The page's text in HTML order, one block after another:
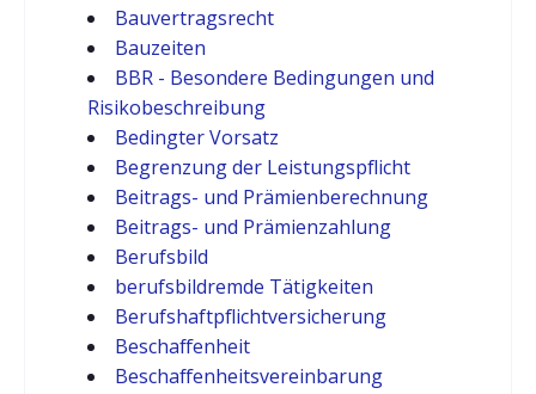
Bauvertragsrecht
Bauzeiten
BBR - Besondere Bedingungen und
Risikobeschreibung
Bedingter Vorsatz
Begrenzung der Leistungspflicht
Beitrags- und Prämienberechnung
Beitrags- und Prämienzahlung
Berufsbild
berufsbildremde Tätigkeiten
Berufshaftpflichtversicherung
Beschaffenheit
Beschaffenheitsvereinbarung